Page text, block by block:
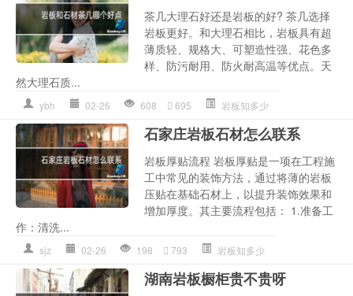
茶几大理石好还是岩板的好? 茶几选择
岩板更好。和大理石相比，岩板具有超
薄质轻、规格大、可塑造性强、花色多
样、防污耐用、防火耐高温等优点。天
然大理石质...
ybh 02-26 608 695 岩板知多少
石家庄岩板石材怎么联系
岩板厚贴流程 岩板厚贴是一项在工程施
工中常见的装饰方法，通过将薄的岩板
压贴在基础石材上，以提升装饰效果和
增加厚度。其主要流程包括： 1.准备工
作：清洗...
sjz 02-26 198 793 岩板知多少
湖南岩板橱柜贵不贵呀